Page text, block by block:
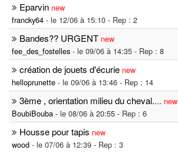
Eparvin new
francky64 - le 12/06 à 15:10 - Rep : 2
Bandes?? URGENT new
fee_des_fostelles - le 09/06 à 14:35 - Rep : 8
création de jouets d'écurie new
helloprunette - le 09/06 à 13:46 - Rep : 14
3ème , orientation milieu du cheval.... new
BoubiBouba - le 08/06 à 20:55 - Rep : 6
Housse pour tapis new
wood - le 07/06 à 12:39 - Rep : 3